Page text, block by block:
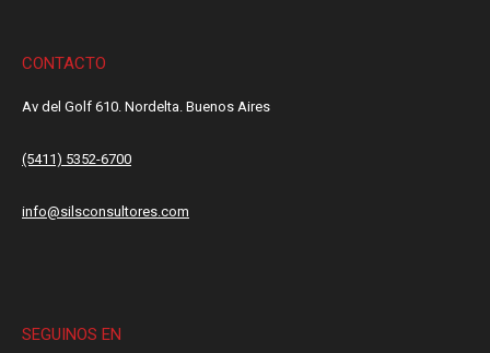
CONTACTO
Av del Golf 610. Nordelta. Buenos Aires
(5411) 5352-6700
info@silsconsultores.com
SEGUINOS EN